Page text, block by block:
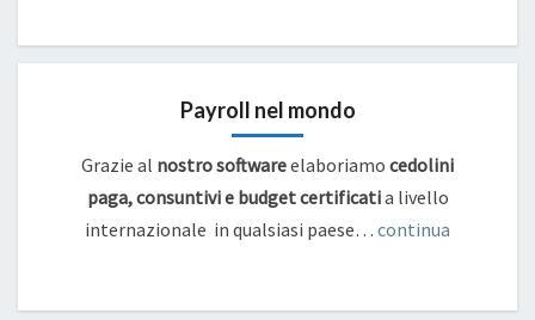
Payroll nel mondo
Grazie al nostro softwareelaboriamo cedolini
paga, consuntivi e budget certificatia livello
internazionale in qualsiasi paese… continua